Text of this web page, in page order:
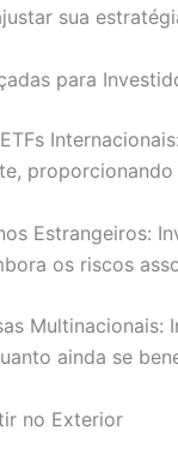
sua
para
Estrangeiros:
os riscos
ainda se
no Exterior